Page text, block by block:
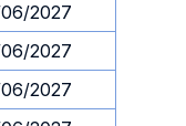
2027
2027
2027